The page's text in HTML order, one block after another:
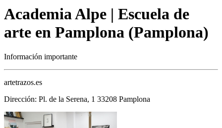
Academia Alpe | Escuela de
arte en Pamplona (Pamplona)
Información importante
artetrazos.es
Dirección: Pl. de la Serena, 1 33208 Pamplona